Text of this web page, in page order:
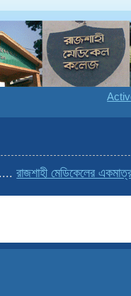
রাজশাহী মেডিকেলের একমাত্র